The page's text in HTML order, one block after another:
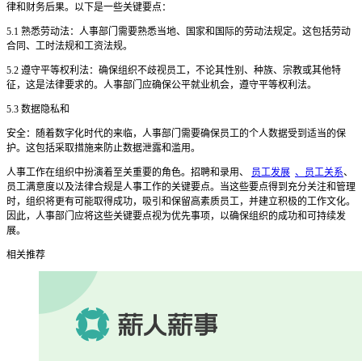
律和财务后果。以下是一些关键要点：
5.1 熟悉劳动法：人事部门需要熟悉当地、国家和国际的劳动法规定。这包括劳动
合同、工时法规和工资法规。
5.2 遵守平等权利法：确保组织不歧视员工，不论其性别、种族、宗教或其他特
征，这是法律要求的。人事部门应确保公平就业机会，遵守平等权利法。
5.3 数据隐私和
安全：随着数字化时代的来临，人事部门需要确保员工的个人数据受到适当的保
护。这包括采取措施来防止数据泄露和滥用。
人事工作在组织中扮演着至关重要的角色。招聘和录用、 员工发展 、员工关系、
员工满意度以及法律合规是人事工作的关键要点。当这些要点得到充分关注和管理
时，组织将更有可能取得成功，吸引和保留高素质员工，并建立积极的工作文化。
因此，人事部门应将这些关键要点视为优先事项，以确保组织的成功和可持续发
展。
相关推荐